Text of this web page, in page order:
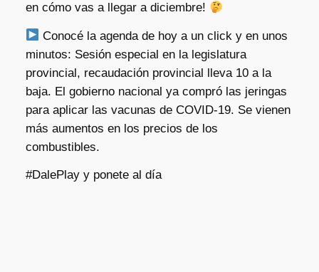
en cómo vas a llegar a diciembre!
Conocé la agenda de hoy a un click y en unos
minutos: Sesión especial en la legislatura
provincial, recaudación provincial lleva 10 a la
baja. El gobierno nacional ya compró las jeringas
para aplicar las vacunas de COVID-19. Se vienen
más aumentos en los precios de los
combustibles.
#DalePlay y ponete al día